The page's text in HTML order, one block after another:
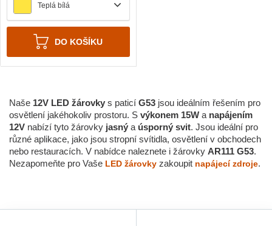
Teplá bílá
DO KOŠÍKU
Naše 12V LED žárovky s paticí G53 jsou ideálním řešením pro
osvětlení jakéhokoliv prostoru. S výkonem 15W a napájením
12V nabízí tyto žárovky jasný a úsporný svit. Jsou ideální pro
různé aplikace, jako jsou stropní svítidla, osvětlení v obchodech
nebo restauracích. V nabídce naleznete i žárovky AR111 G53.
Nezapomeňte pro Vaše LED žárovky zakoupit napájecí zdroje.